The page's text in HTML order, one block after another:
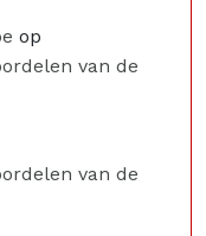
op
van de
van de